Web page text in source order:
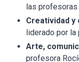
las profesoras
Creatividad
liderado por la
Arte,
profesora